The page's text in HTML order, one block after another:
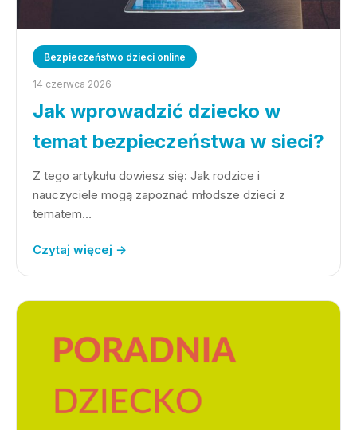
Bezpieczeństwo dzieci online
14 czerwca 2026
Jak wprowadzić dziecko w
temat bezpieczeństwa w sieci?
Z tego artykułu dowiesz się: Jak rodzice i
nauczyciele mogą zapoznać młodsze dzieci z
tematem…
Czytaj więcej →